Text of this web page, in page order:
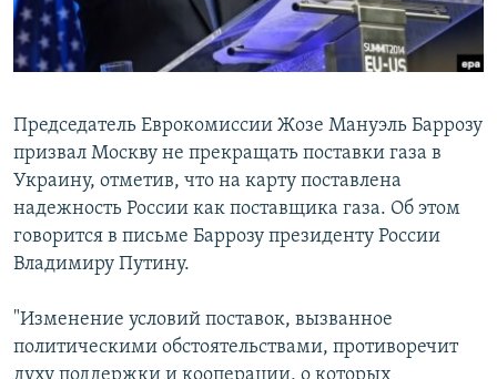
ПОБЕДИТЕЛЕЙ НЕ СУДЯТ?
КРЫМ.НЕПОКОРЕННЫЙ
УКРАИНСКАЯ ПРОБЛЕМА КРЫМА
ПРИСОЕДИНЯЙТЕСЬ!
Все сайты RFE/RL
Председатель Еврокомиссии Жозе Мануэль Баррозу
призвал Москву не прекращать поставки газа в
Украину, отметив, что на карту поставлена
надежность России как поставщика газа. Об этом
говорится в письме Баррозу президенту России
Владимиру Путину.
"Изменение условий поставок, вызванное
политическими обстоятельствами, противоречит